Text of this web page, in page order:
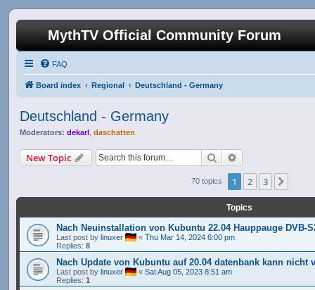
MythTV Official Community Forum
FAQ
Board index Regional Deutschland - Germany
Deutschland - Germany
Moderators: dekarl daschatten
New Topic Search
70 topics 1 2 3
Topics
Nach Neuinstallation von Kubuntu 22.04 Hauppauge DVB-
Last post by linuxer « Thu Mar 14, 2024 6:00 pm
Replies: 8
Nach Update von Kubuntu auf 20.04 datenbank kann nicht
Last post by linuxer « Sat Aug 05, 2023 8:51 am
Replies: 1